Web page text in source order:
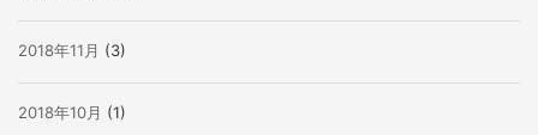
2018年11月 (3)
2018年10月 (1)